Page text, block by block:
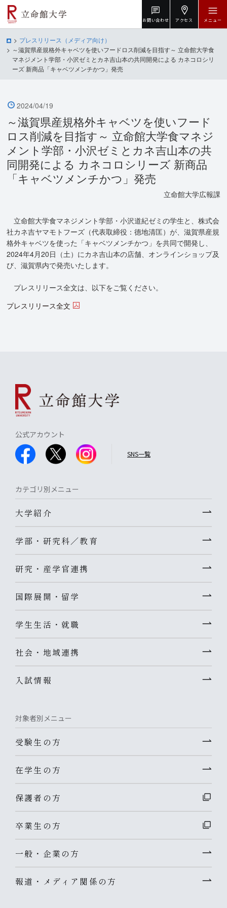
お問い合わせ アクセス メニュー
プレスリリース（メディア向け）
～滋賀県産規格外キャベツを使いフードロス削減を目指す～ 立命館大学食
マネジメント学部・小沢ゼミとカネ吉山本の共同開発による カネコロシリ
ーズ 新商品「キャベツメンチかつ」発売
2024/04/19
～滋賀県産規格外キャベツを使いフード
ロス削減を目指す～ 立命館大学食マネジ
メント学部・小沢ゼミとカネ吉山本の共
同開発による カネコロシリーズ 新商品
「キャベツメンチかつ」発売
立命館大学広報課
立命館大学食マネジメント学部・小沢道紀ゼミの学生と、株式会
社カネ吉ヤマモトフーズ（代表取締役：德地清匡）が、滋賀県産規
格外キャベツを使った「キャベツメンチかつ」を共同で開発し、
2024年4月20日（土）にカネ吉山本の店舗、オンラインショップ及
び、滋賀県内で発売いたします。
プレスリリース全文は、以下をご覧ください。
プレスリリース全文
公式アカウント
SNS一覧
カテゴリ別メニュー
大学紹介
学部・研究科／教育
研究・産学官連携
国際展開・留学
学生生活・就職
社会・地域連携
入試情報
対象者別メニュー
受験生の方
在学生の方
保護者の方
卒業生の方
一般・企業の方
報道・メディア関係の方